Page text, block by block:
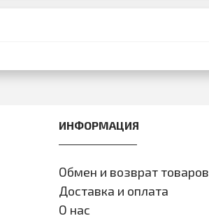
ИНФОРМАЦИЯ
Обмен и возврат товаров
Доставка и оплата
О нас